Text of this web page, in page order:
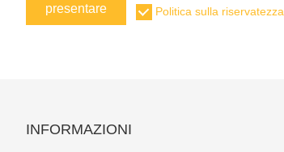
presentare Politica sulla riservatezza
INFORMAZIONI